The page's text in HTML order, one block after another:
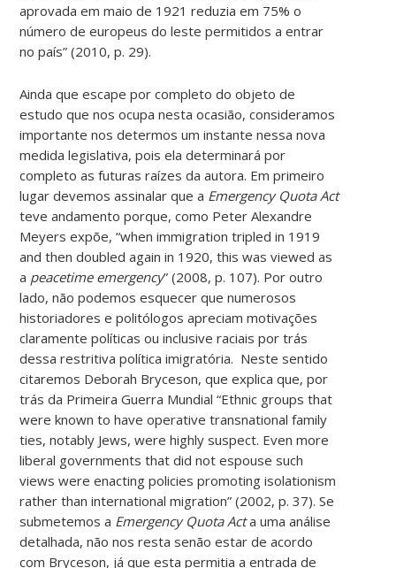
aprovada em maio de 1921 reduzia em 75% o
número de europeus do leste permitidos a entrar
no país” (2010, p. 29).
Ainda que escape por completo do objeto de
estudo que nos ocupa nesta ocasião, consideramos
importante nos determos um instante nessa nova
medida legislativa, pois ela determinará por
completo as futuras raízes da autora. Em primeiro
lugar devemos assinalar que a Emergency Quota Act
teve andamento porque, como Peter Alexandre
Meyers expõe, “when immigration tripled in 1919
and then doubled again in 1920, this was viewed as
a peacetime emergency” (2008, p. 107). Por outro
lado, não podemos esquecer que numerosos
historiadores e politólogos apreciam motivações
claramente políticas ou inclusive raciais por trás
dessa restritiva política imigratória. Neste sentido
citaremos Deborah Bryceson, que explica que, por
trás da Primeira Guerra Mundial “Ethnic groups that
were known to have operative transnational family
ties, notably Jews, were highly suspect. Even more
liberal governments that did not espouse such
views were enacting policies promoting isolationism
rather than international migration” (2002, p. 37). Se
submetemos a Emergency Quota Acta uma análise
detalhada, não nos resta senão estar de acordo
com Bryceson, já que esta permitia a entrada de